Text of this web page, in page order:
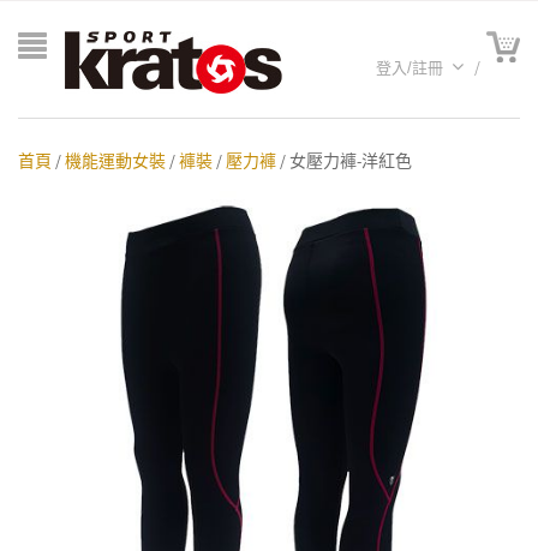
登入/註冊
首頁 /機能運動女裝 /褲裝 / 壓力褲 / 女壓力褲-洋紅色